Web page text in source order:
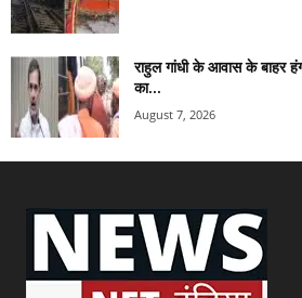
राहुल गांधी के आवास के बाहर
का...
August 7, 2026